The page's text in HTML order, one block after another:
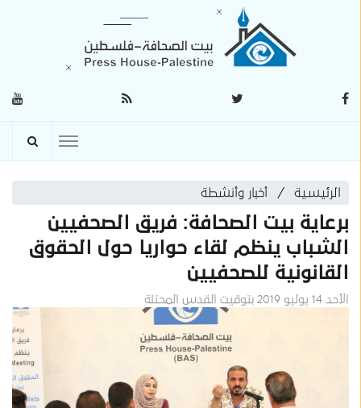
الرئيسية أخبار وأنشطة
برعاية بيت الصحافة: فريق الصحفيين
الشباب ينظم لقاء حواريا حول الحقوق
القانونية للصحفيين
الأحد 14 يوليو 2019 بتوقيت القدس المحتلة